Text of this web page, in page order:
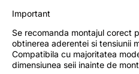
Important
Se recomanda montajul corect
obtinerea aderentei si tensiunii
Compatibila cu majoritatea
dimensiunea seii inainte de